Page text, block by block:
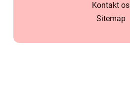
Kontakt os
Sitemap